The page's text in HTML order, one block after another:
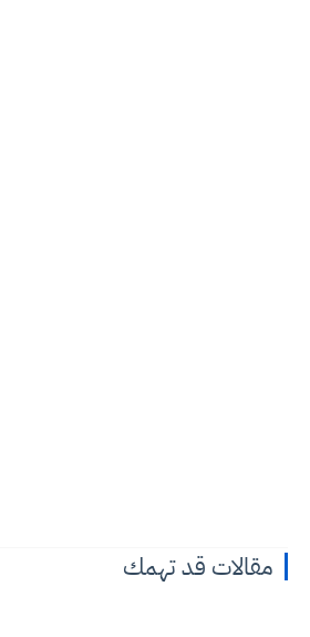
مقالات قد تهمك